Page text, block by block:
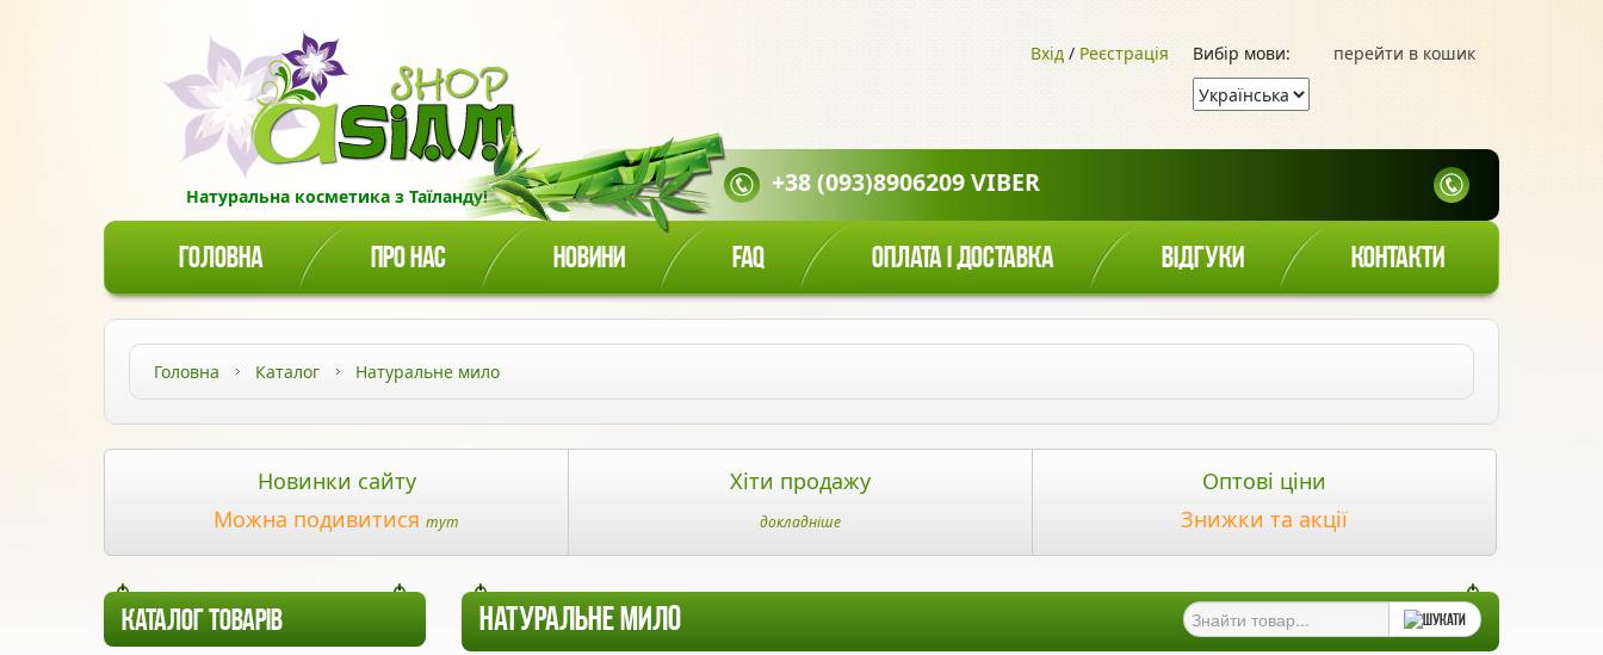
Натуральна косметика з Таїланду!
перейти в кошик
Вибір мови:
Вхід / Реєстрація
+38 (093)8906209 VIBER
ГОЛОВНА ПРО НАС НОВИНИ FAQ ОПЛАТА І ДОСТАВКА ВІДГУКИ КОНТАКТИ
Головна Каталог Натуральне мило
Новинки сайту
Можна подивитися тут
Хіти продажу
докладніше
Оптові ціни
Знижки та акції
КАТАЛОГ ТОВАРІВ НАТУРАЛЬНЕ МИЛО